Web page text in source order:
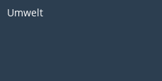
Umwelt